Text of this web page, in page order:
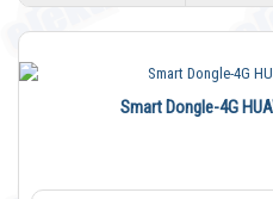
Smart Dongle-4G